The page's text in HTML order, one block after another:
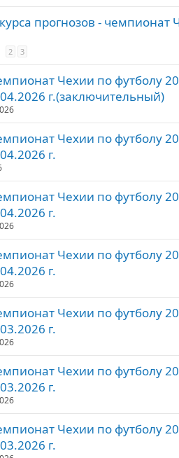
прогнозов - чемпионат
2 3
Чехии по футболу
г.(заключительный)
Чехии по футболу
г.
Чехии по футболу
г.
Чехии по футболу
г.
Чехии по футболу
г.
Чехии по футболу
г.
Чехии по футболу
г.